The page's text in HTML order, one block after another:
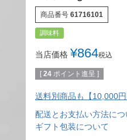
商品番号 61716101
調味料
当店価格 ¥864税込
[ 24 ポイント進呈 ]
送料別商品も【10,000円
配送とお支払い方法につ
ギフト包装について